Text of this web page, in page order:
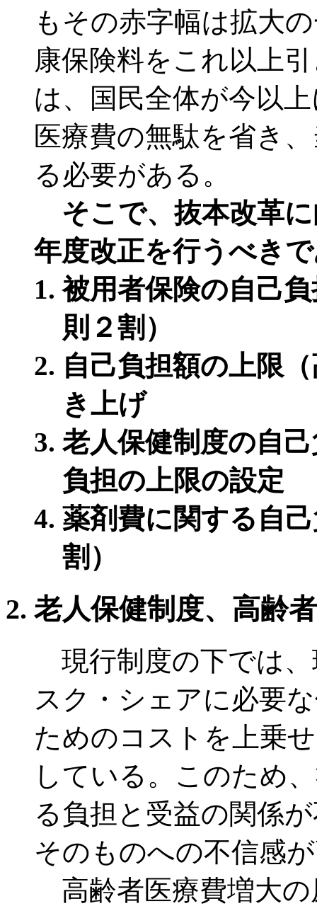
もその赤字幅は拡大
康保険料をこれ以上
は、国民全体が今以
医療費の無駄を省き
る必要がある。
そこで、抜本改革に
年度改正を行うべき
被用者保険の自己
則２割）
自己負担額の上限
き上げ
老人保健制度の自
負担の上限の設定
薬剤費に関する自
割）
老人保健制度、高齢
現行制度の下では、
スク・シェアに必要
ためのコストを上乗
している。このため
る負担と受益の関係
そのものへの不信感
高齢者医療費増大の